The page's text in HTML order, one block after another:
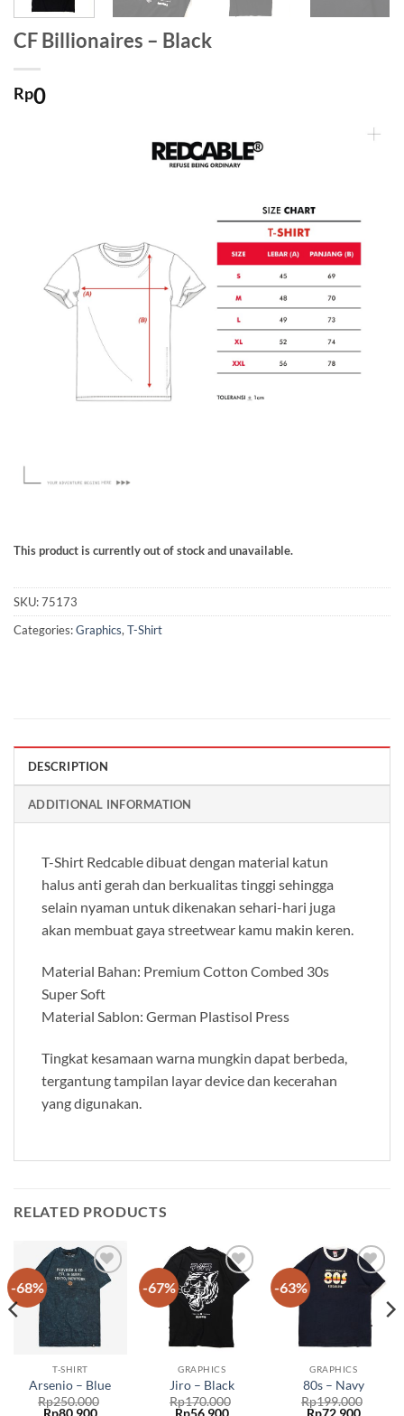
CF Billionaires – Black
Rp0
This product is currently out of stock and unavailable.
SKU:75173
Categories:Graphics,T-Shirt
DESCRIPTION
ADDITIONAL INFORMATION
T-Shirt Redcable dibuat dengan material katun
halus anti gerah dan berkualitas tinggi sehingga
selain nyaman untuk dikenakan sehari-hari juga
akan membuat gaya streetwear kamu makin keren.
Material Bahan: Premium Cotton Combed 30s
Super Soft
Material Sablon: German Plastisol Press
Tingkat kesamaan warna mungkin dapat berbeda,
tergantung tampilan layar device dan kecerahan
yang digunakan.
RELATED PRODUCTS
-68%
Add to
wishlist
T-SHIRT
Arsenio – Blue
Rp250.000
-67%
Add to
wishlist
GRAPHICS
Jiro – Black
Rp170.000
-63%
Add to
wishlist
GRAPHICS
80s – Navy
Rp199.000